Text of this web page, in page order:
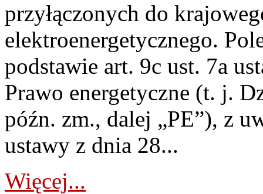
przyłączonych do
elektroenergetycznego.
podstawie art. 9c ust. 7a
Prawo energetyczne (t. j.
późn. zm., dalej „PE”), z
ustawy z dnia 28...
Więcej...